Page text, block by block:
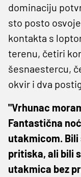
dominaciju
sto posto
kontakta s
terenu, četiri
šesnaestercu,
okvir i dva
"Vrhunac
Fantastična
utakmicom.
pritiska, ali bili
utakmica bez